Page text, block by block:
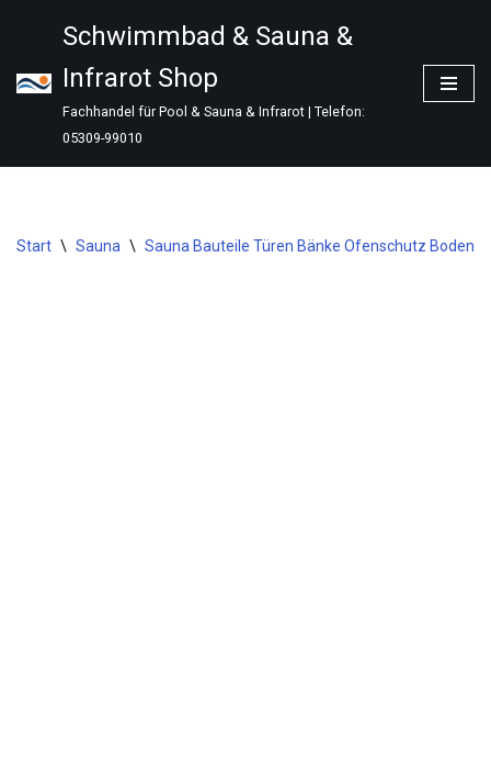
Inhalt
springen
Schwimmbad & Sauna &
Infrarot Shop
Fachhandel für Pool & Sauna & Infrarot | Telefon:
05309-99010
Start \ Sauna \ Sauna Bauteile Türen Bänke Ofenschutz